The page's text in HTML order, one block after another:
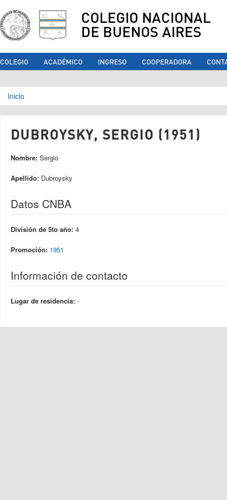
COLEGIO NACIONAL
DE BUENOS AIRES
COLEGIO ACADÉMICO INGRESO COOPERADORA
Se encuentra usted aquí
Inicio
DUBROYSKY, SERGIO (1951)
Nombre: Sergio
Apellido: Dubroysky
Datos CNBA
División de 5to año: 4
Promoción: 1951
Información de contacto
Lugar de residencia: -